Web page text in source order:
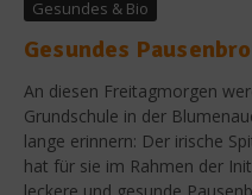
Gesundes & Bio
Gesundes
An diesen Freitagmorgen
Grundschule in der
lange erinnern: Der irische
hat für sie im Rahmen der
leckere und gesunde